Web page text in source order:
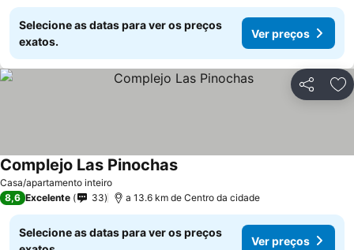
Selecione as datas para ver os preços
exatos.
Ver preços
Partilhar
Casa/apartamento inteiro
Complejo Las Pinochas
8,6 Excelente 33 a 13.6 km de Centro da cidade
Selecione as datas para ver os preços
Ver preços